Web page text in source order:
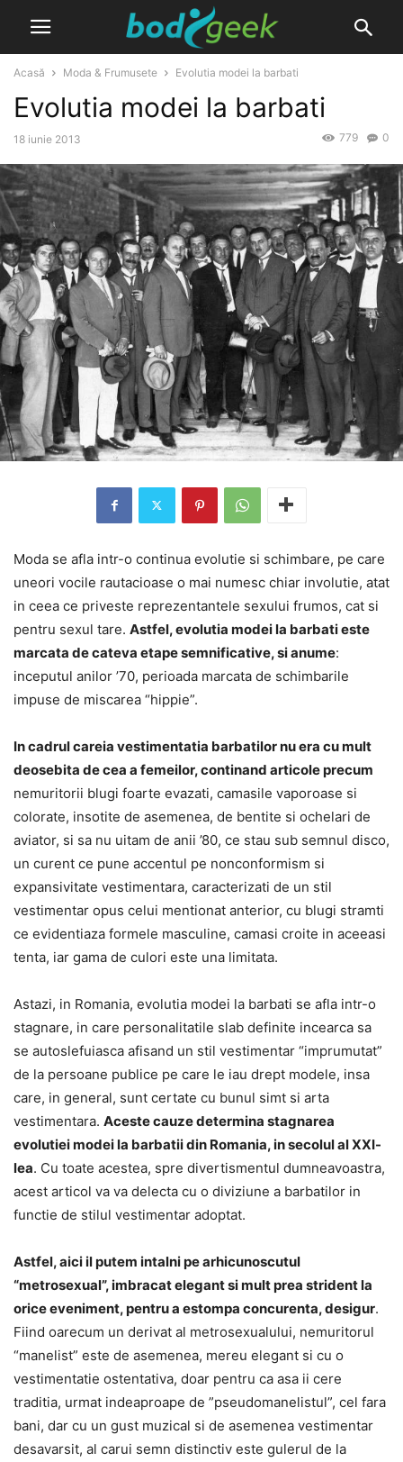
Acasă Moda & Frumusete Evolutia modei la barbati
Evolutia modei la barbati
18 iunie 2013 0
779
Moda se afla intr-o continua evolutie si schimbare, pe care
uneori vocile rautacioase o mai numesc chiar involutie, atat
in ceea ce priveste reprezentantele sexului frumos, cat si
pentru sexul tare. Astfel, evolutia modei la barbati este
marcata de cateva etape semnificative, si anume:
inceputul anilor ’70, perioada marcata de schimbarile
impuse de miscarea “hippie”.
In cadrul careia vestimentatia barbatilor nu era cu mult
deosebita de cea a femeilor, continand articole precum
nemuritorii blugi foarte evazati, camasile vaporoase si
colorate, insotite de asemenea, de bentite si ochelari de
aviator, si sa nu uitam de anii ’80, ce stau sub semnul disco,
un curent ce pune accentul pe nonconformism si
expansivitate vestimentara, caracterizati de un stil
vestimentar opus celui mentionat anterior, cu blugi stramti
ce evidentiaza formele masculine, camasi croite in aceeasi
tenta, iar gama de culori este una limitata.
Astazi, in Romania, evolutia modei la barbati se afla intr-o
stagnare, in care personalitatile slab definite incearca sa
se autoslefuiasca afisand un stil vestimentar “imprumutat”
de la persoane publice pe care le iau drept modele, insa
care, in general, sunt certate cu bunul simt si arta
vestimentara. Aceste cauze determina stagnarea
evolutiei modei la barbatii din Romania, in secolul al XXI-
lea. Cu toate acestea, spre divertismentul dumneavoastra,
acest articol va va delecta cu o diviziune a barbatilor in
functie de stilul vestimentar adoptat.
Astfel, aici il putem intalni pe arhicunoscutul
“metrosexual”, imbracat elegant si mult prea strident la
orice eveniment, pentru a estompa concurenta, desigur.
Fiind oarecum un derivat al metrosexualului, nemuritorul
“manelist” este de asemenea, mereu elegant si cu o
vestimentatie ostentativa, doar pentru ca asa ii cere
traditia, urmat indeaproape de ”pseudomanelistul”, cel fara
bani, dar cu un gust muzical si de asemenea vestimentar
desavarsit, al carui semn distinctiv este gulerul de la